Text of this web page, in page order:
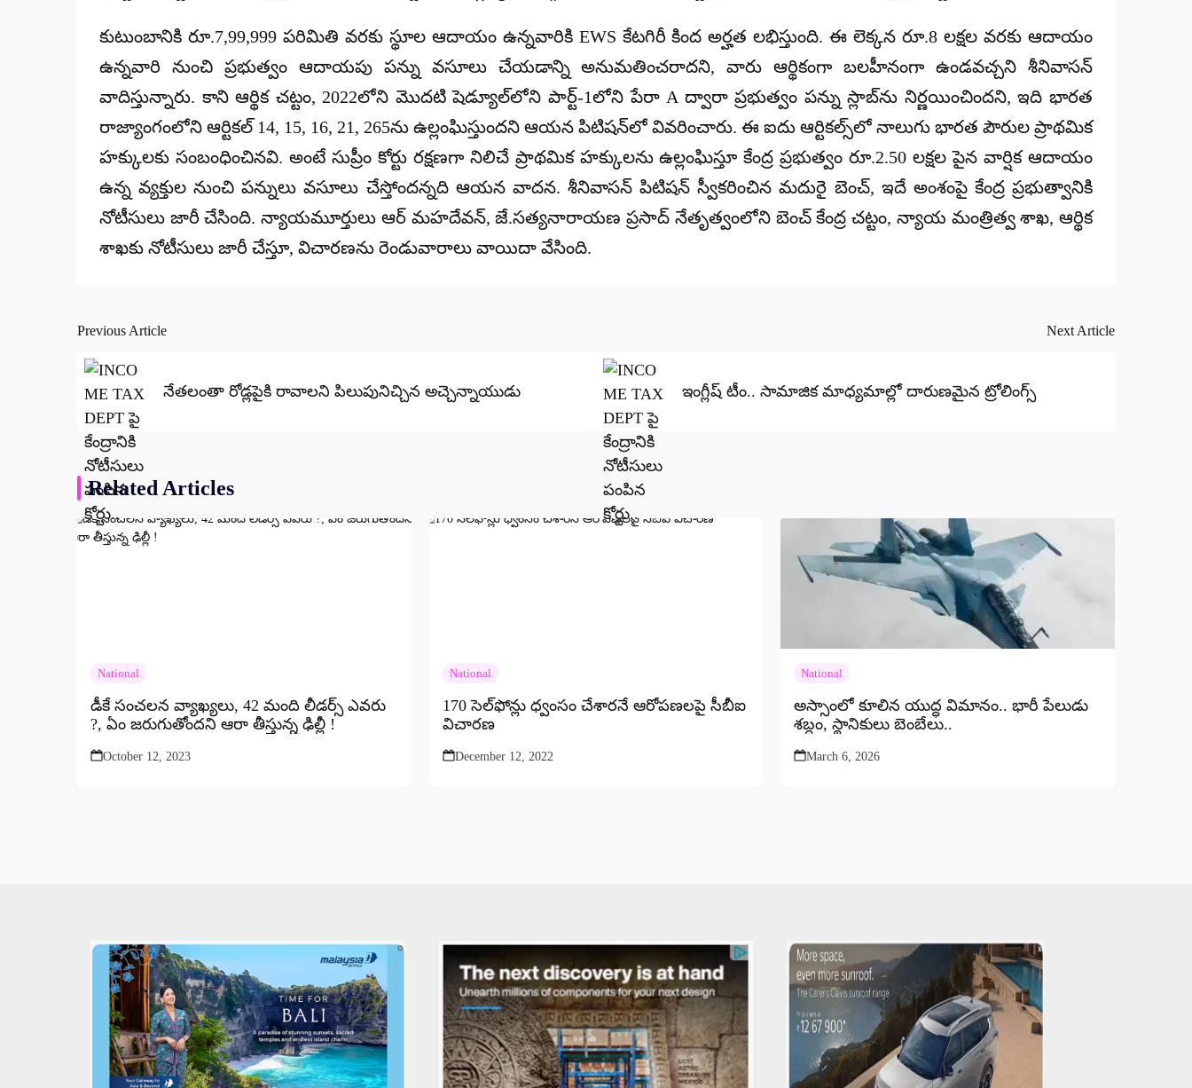
కుటుంబానికి రూ.7,99,999 పరిమితి వరకు స్థూల ఆదాయం ఉన్నవారికి EWS కేటగిరీ కింద అర్హత లభిస్తుంది. ఈ లెక్కన రూ.8 లక్షల వరకు ఆదాయం
ఉన్నవారి నుంచి ప్రభుత్వం ఆదాయపు పన్ను వసూలు చేయడాన్ని అనుమతించరాదని, వారు ఆర్థికంగా బలహీనంగా ఉండవచ్చని శీనివాసన్
వాదిస్తున్నారు. కాని ఆర్థిక చట్టం, 2022లోని మొదటి షెడ్యూల్‌లోని పార్ట్-1లోని పేరా A ద్వారా ప్రభుత్వం పన్ను స్లాబ్‌ను నిర్ణయించిందని, ఇది భారత
రాజ్యాంగంలోని ఆర్టికల్ 14, 15, 16, 21, 265ను ఉల్లంఘిస్తుందని ఆయన పిటిషన్‌లో వివరించారు. ఈ ఐదు ఆర్టికల్స్‌లో నాలుగు భారత పౌరుల ప్రాథమిక
హక్కులకు సంబంధించినవి. అంటే సుప్రీం కోర్టు రక్షణగా నిలిచే ప్రాథమిక హక్కులను ఉల్లంఘిస్తూ కేంద్ర ప్రభుత్వం రూ.2.50 లక్షల పైన వార్షిక ఆదాయం
ఉన్న వ్యక్తుల నుంచి పన్నులు వసూలు చేస్తోందన్నది ఆయన వాదన. శీనివాసన్ పిటిషన్ స్వీకరించిన మదురై బెంచ్, ఇదే అంశంపై కేంద్ర ప్రభుత్వానికి
నోటీసులు జారీ చేసింది. న్యాయమూర్తులు ఆర్ మహదేవన్, జే.సత్యనారాయణ ప్రసాద్ నేతృత్వంలోని బెంచ్ కేంద్ర చట్టం, న్యాయ మంత్రిత్వ శాఖ, ఆర్థిక
శాఖకు నోటీసులు జారీ చేస్తూ, విచారణను రెండువారాలు వాయిదా వేసింది.
Post
navigation
Previous Article
నేతలంతా రోడ్లపైకి రావాలని పిలుపునిచ్చిన అచ్చెన్నాయుడు
Next Article
ఇంగ్లీష్ టీం.. సామాజిక మాధ్యమాల్లో దారుణమైన ట్రోలింగ్స్
Related Articles
National
డీకే సంచలన వ్యాఖ్యలు, 42 మంది లీడర్స్ ఎవరు
?, ఏం జరుగుతోందని ఆరా తీస్తున్న ఢిల్లీ !
October 12, 2023
National
170 సెల్‌ఫోన్లు ధ్వంసం చేశారనే ఆరోపణలపై సీబీఐ
విచారణ
December 12, 2022
National
అస్సాంలో కూలిన యుద్ధ విమానం.. భారీ పేలుడు
శబ్దం, స్థానికులు బెంబేలు..
March 6, 2026